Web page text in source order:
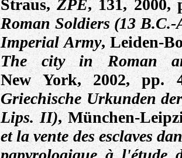
Straus,ZPE, 131, 2000,
Roman Soldiers (13
Imperial Army, Leiden-
The city in Roman
New York, 2002, pp.
Griechische Urkunden
Lips. II), München-
et la vente des esclaves